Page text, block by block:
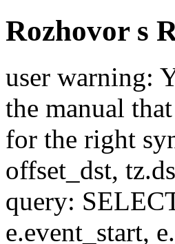
Rozhovor s
user warning:
the manual
for the right
offset_dst,
query:
e.event_start,